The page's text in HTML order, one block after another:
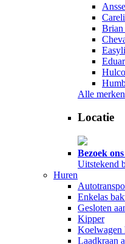
Brian
Hulco
Alle merken
Locatie
Bezoek
Uitstekend
Huren
Enkelas
Gesloten
Kipper
Koelwagen
Laadkraan